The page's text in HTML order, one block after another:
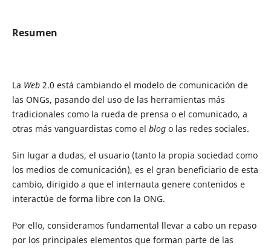
Resumen
La Web 2.0 está cambiando el modelo de comunicación de
las ONGs, pasando del uso de las herramientas más
tradicionales como la rueda de prensa o el comunicado, a
otras más vanguardistas como el blog o las redes sociales.
Sin lugar a dudas, el usuario (tanto la propia sociedad como
los medios de comunicación), es el gran beneficiario de esta
cambio, dirigido a que el internauta genere contenidos e
interactúe de forma libre con la ONG.
Por ello, consideramos fundamental llevar a cabo un repaso
por los principales elementos que forman parte de las